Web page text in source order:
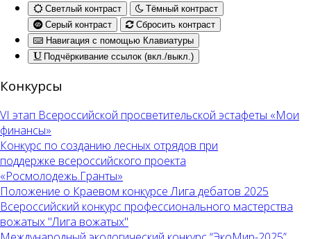
Светлый контраст
Тёмный контраст
Серый контраст
Сбросить контраст
Навигация с помощью Клавиатуры
Подчёркивание ссылок (вкл./выкл.)
Конкурсы
VI этап Всероссийской просветительской эстафеты «Мои
финансы»
Конкурс по созданию лесных отрядов при
поддержке всероссийского проекта
«Росмолодежь.Гранты»
Положение о Краевом конкурсе Лига дебатов 2025
Всероссийский конкурс профессионального мастерства
вожатых "Лига вожатых"